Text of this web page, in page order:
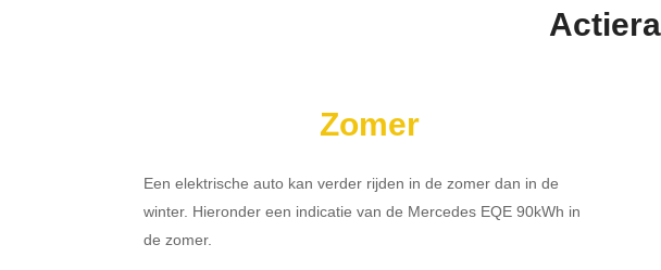
Zomer
Een elektrische auto kan verder rijden in de zomer dan in de
winter. Hieronder een indicatie van de Mercedes EQE 90kWh in
de zomer.